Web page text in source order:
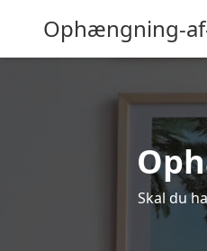
Ophængning-
Skal du